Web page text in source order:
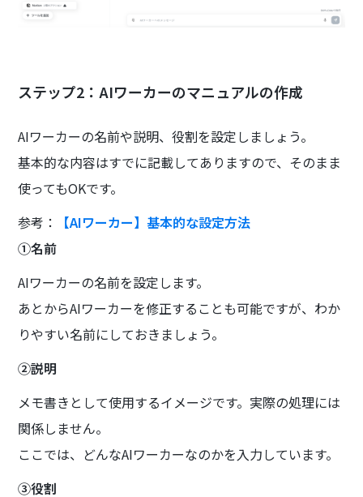
ステップ2：AIワーカーのマニュアルの作成
AIワーカーの名前や説明、役割を設定しましょう。
基本的な内容はすでに記載してありますので、そのまま
使ってもOKです。
参考：
【AIワーカー】基本的な設定方法
①名前
AIワーカーの名前を設定します。
あとからAIワーカーを修正することも可能ですが、わか
りやすい名前にしておきましょう。
②説明
メモ書きとして使用するイメージです。実際の処理には
関係しません。
ここでは、どんなAIワーカーなのかを入力しています。
③役割